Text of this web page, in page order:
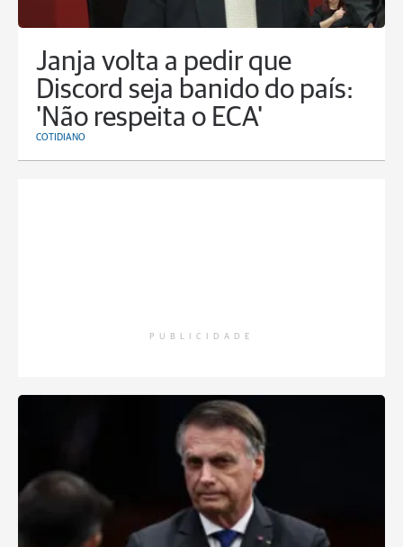
Janja volta a pedir que
Discord seja banido do país:
'Não respeita o ECA'
COTIDIANO
PUBLICIDADE